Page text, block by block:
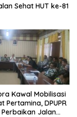
Sehat HUT ke-81
Kawal Mobilisasi
Pertamina, DPUPR
Jalan